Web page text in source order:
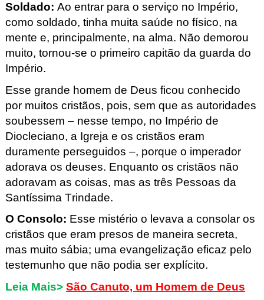
Soldado: Ao entrar para o serviço no Império,
como soldado, tinha muita saúde no físico, na
mente e, principalmente, na alma. Não demorou
muito, tornou-se o primeiro capitão da guarda do
Império.
Esse grande homem de Deus ficou conhecido
por muitos cristãos, pois, sem que as autoridades
soubessem – nesse tempo, no Império de
Diocleciano, a Igreja e os cristãos eram
duramente perseguidos –, porque o imperador
adorava os deuses. Enquanto os cristãos não
adoravam as coisas, mas as três Pessoas da
Santíssima Trindade.
O Consolo: Esse mistério o levava a consolar os
cristãos que eram presos de maneira secreta,
mas muito sábia; uma evangelização eficaz pelo
testemunho que não podia ser explícito.
Leia Mais> São Canuto, um Homem de Deus